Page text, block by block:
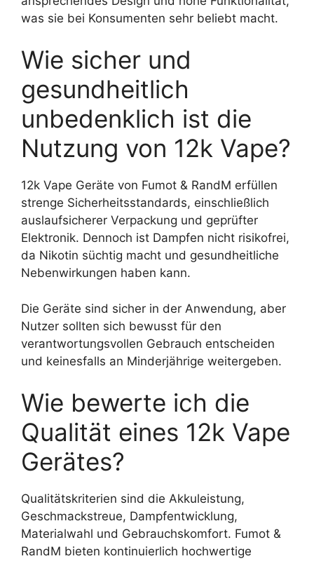
was sie bei Konsumenten sehr beliebt macht.
Wie sicher und
gesundheitlich
unbedenklich ist die
Nutzung von 12k Vape?
12k Vape Geräte von Fumot & RandM erfüllen
strenge Sicherheitsstandards, einschließlich
auslaufsicherer Verpackung und geprüfter
Elektronik. Dennoch ist Dampfen nicht risikofrei,
da Nikotin süchtig macht und gesundheitliche
Nebenwirkungen haben kann.
Die Geräte sind sicher in der Anwendung, aber
Nutzer sollten sich bewusst für den
verantwortungsvollen Gebrauch entscheiden
und keinesfalls an Minderjährige weitergeben.
Wie bewerte ich die
Qualität eines 12k Vape
Gerätes?
Qualitätskriterien sind die Akkuleistung,
Geschmackstreue, Dampfentwicklung,
Materialwahl und Gebrauchskomfort. Fumot &
RandM bieten kontinuierlich hochwertige